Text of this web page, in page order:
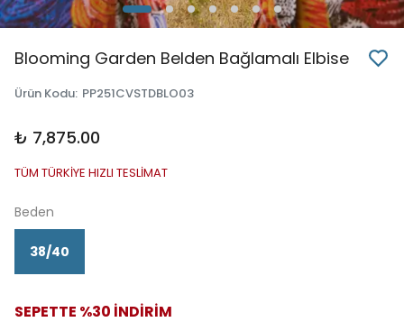
Blooming Garden Belden Bağlamalı Elbise
Ürün Kodu: PP251CVSTDBLO03
₺ 7,875.00
TÜM TÜRKİYE HIZLI TESLİMAT
Beden
38/40
SEPETTE %30 İNDİRİM